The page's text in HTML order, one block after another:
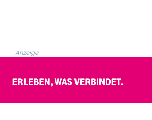
Anzeige